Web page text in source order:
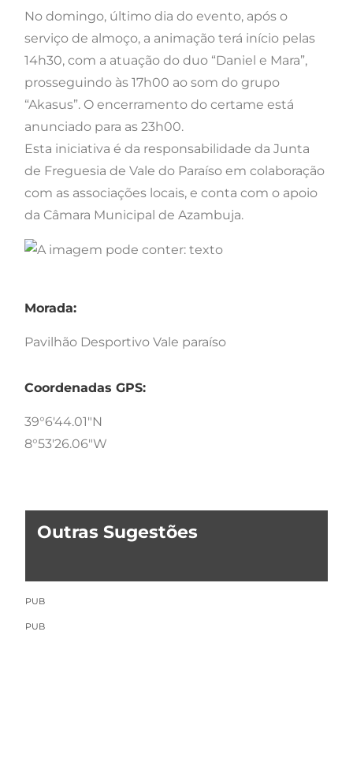
No domingo, último dia do evento, após o
serviço de almoço, a animação terá início pelas
14h30, com a atuação do duo “Daniel e Mara”,
prosseguindo às 17h00 ao som do grupo
“Akasus”. O encerramento do certame está
anunciado para as 23h00.
Esta iniciativa é da responsabilidade da Junta
de Freguesia de Vale do Paraíso em colaboração
com as associações locais, e conta com o apoio
da Câmara Municipal de Azambuja.
Morada:
Pavilhão Desportivo Vale paraíso
Coordenadas GPS:
39°6'44.01"N
8°53'26.06"W
Outras Sugestões
PUB
PUB